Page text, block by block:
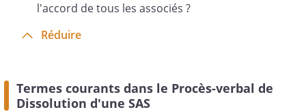
Cette résolution, mise aux voix, est
DEUXIEME RESOLUTION : NOMINATION
l'accord de tous les associés ?
Réduire
Termes courants dans le Procès-verbal de
Dissolution d'une SAS